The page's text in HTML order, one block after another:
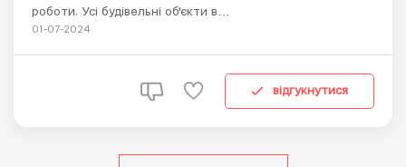
роботи. Усі будівельні об'єкти в
НідерландахВимоги:Залишок візи має бути не менше 3
не менше 1 року, профільна освіта вітається.Умови
01-07-2024
відгукнутися